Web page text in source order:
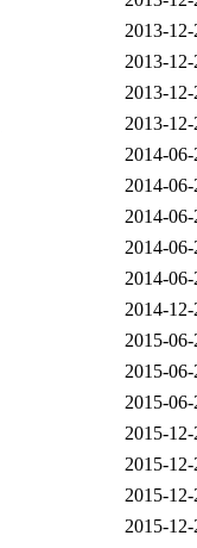
2013-
2013-
2013-
2013-
2014-
2014-
2014-
2014-
2014-
2014-
2015-
2015-
2015-
2015-
2015-
2015-
2015-